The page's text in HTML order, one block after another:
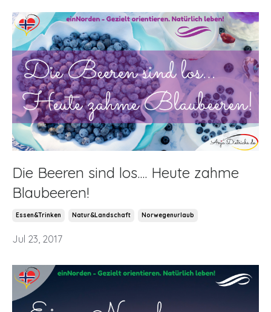
Die Beeren sind los.... Heute zahme
Blaubeeren!
Essen&trinken Natur&landschaft Norwegenurlaub
Jul 23, 2017